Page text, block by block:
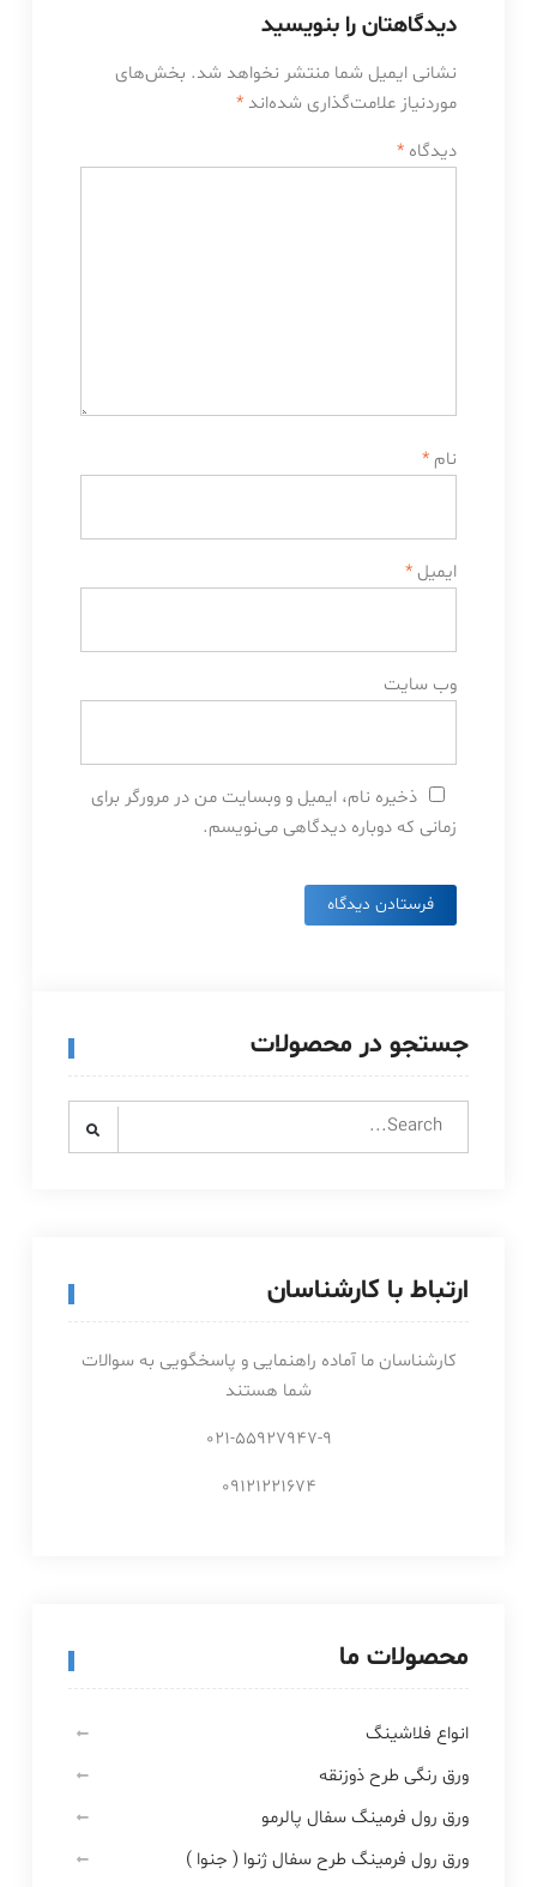
دیدگاهتان را بنویسید
نشانی ایمیل شما منتشر نخواهد شد. بخش‌های
موردنیاز علامت‌گذاری شده‌اند *
دیدگاه *
نام *
ایمیل *
وب‌ سایت
ذخیره نام، ایمیل و وبسایت من در مرورگر برای
زمانی که دوباره دیدگاهی می‌نویسم.
جستجو در محصولات
Search
ارتباط با کارشناسان
کارشناسان ما آماده راهنمایی و پاسخگویی به سوالات
شما هستند
021-55927947-9
09121221674
محصولات ما
انواع فلاشینگ
ورق رنگی طرح ذوزنقه
ورق رول فرمینگ سفال پالرمو
ورق رول فرمینگ طرح سفال ژنوا ( جنوا )